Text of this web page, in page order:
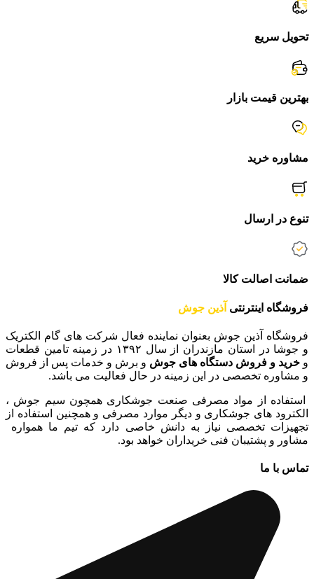
تحویل سریع
بهترین قیمت بازار
مشاوره خرید
تنوع در ارسال
ضمانت اصالت کالا
فروشگاه اینترنتی آذین جوش
فروشگاه آذین جوش بعنوان نماینده فعال شرکت های گام الکتریک
و جوشا در استان مازندران از سال ۱۳۹۲ در زمینه تامین قطعات
و خرید و فروش دستگاه های جوش و برش و خدمات پس از فروش
و مشاوره تخصصی در این زمینه در حال فعالیت می باشد.
استفاده از مواد مصرفی صنعت جوشکاری همچون سیم جوش ،
الکترود های جوشکاری و دیگر موارد مصرفی و همچنین استفاده از
تجهیزات تخصصی نیاز به دانش خاصی دارد که تیم ما همواره
مشاور و پشتیبان فنی خریداران خواهد بود.
تماس با ما